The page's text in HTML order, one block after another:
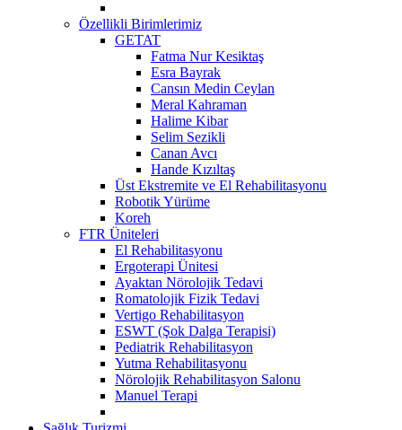
Özellikli Birimlerimiz
GETAT
Fatma Nur Kesiktaş
Esra Bayrak
Cansın Medin Ceylan
Meral Kahraman
Halime Kibar
Selim Sezikli
Canan Avcı
Hande Kızıltaş
Üst Ekstremite ve El Rehabilitasyonu
Robotik Yürüme
Koreh
FTR Üniteleri
El Rehabilitasyonu
Ergoterapi Ünitesi
Ayaktan Nörolojik Tedavi
Romatolojik Fizik Tedavi
Vertigo Rehabilitasyon
ESWT (Şok Dalga Terapisi)
Pediatrik Rehabilitasyon
Yutma Rehabilitasyonu
Nörolojik Rehabilitasyon Salonu
Manuel Terapi